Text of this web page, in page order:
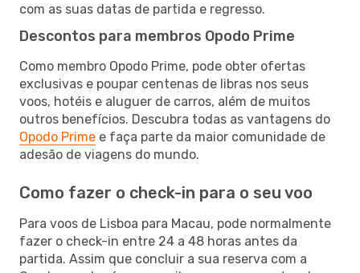
com as suas datas de partida e regresso.
Descontos para membros Opodo Prime
Como membro Opodo Prime, pode obter ofertas
exclusivas e poupar centenas de libras nos seus
voos, hotéis e aluguer de carros, além de muitos
outros benefícios. Descubra todas as vantagens do
Opodo Prime e faça parte da maior comunidade de
adesão de viagens do mundo.
Como fazer o check-in para o seu voo
Para voos de Lisboa para Macau, pode normalmente
fazer o check-in entre 24 a 48 horas antes da
partida. Assim que concluir a sua reserva com a